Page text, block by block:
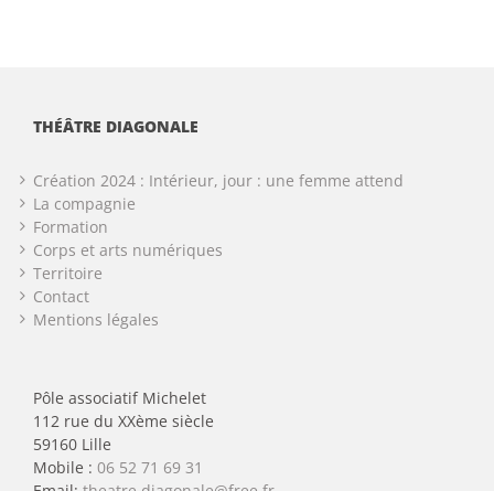
THÉÂTRE DIAGONALE
Création 2024 : Intérieur, jour : une femme attend
La compagnie
Formation
Corps et arts numériques
Territoire
Contact
Mentions légales
Pôle associatif Michelet
112 rue du XXème siècle
59160 Lille
Mobile : 06 52 71 69 31